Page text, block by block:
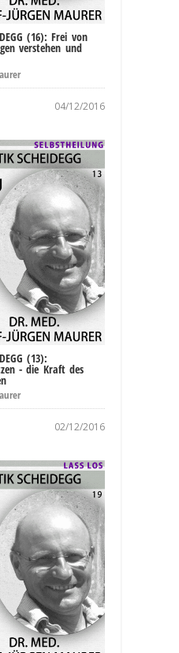
(16): Frei von
verstehen und
04/12/2016
(13):
- die Kraft des
02/12/2016